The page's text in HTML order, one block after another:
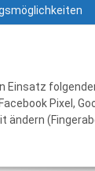
& Glossar
Einsatz
Pixel,
ändern